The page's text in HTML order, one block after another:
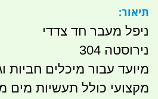
תיאור:
ניפל מעבר חד צדדי
נירוסטה 304
מיועד עבור מיכלים חביות
מקצועי כולל תעשיות מים